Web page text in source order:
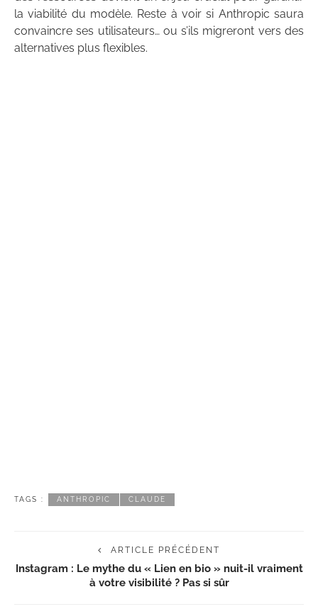
la viabilité du modèle. Reste à voir si Anthropic saura
convaincre ses utilisateurs… ou s’ils migreront vers des
alternatives plus flexibles.
TAGS : ANTHROPIC CLAUDE
ARTICLE PRÉCÉDENT
Instagram : Le mythe du « Lien en bio » nuit-il vraiment
à votre visibilité ? Pas si sûr